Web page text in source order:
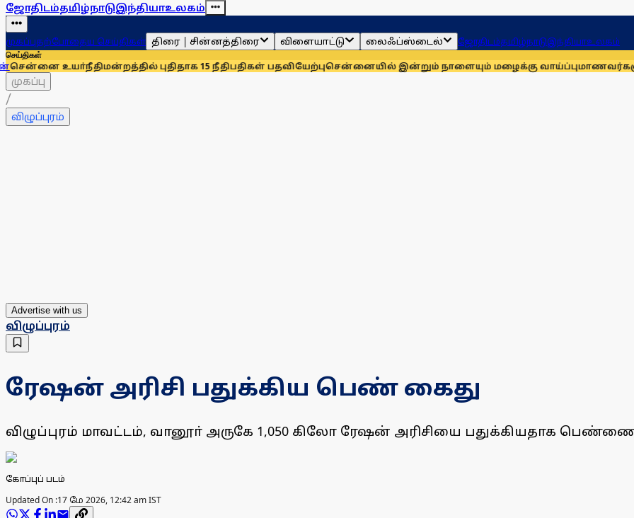
ஜோதிடம்தமிழ்நாடுஇந்தியாஉலகம்
முகப்புதற்போதைய செய்திகள் திரை | சின்னத்திரை விளையாட்டு லைஃப்ஸ்டைல் ஜோதிடம்தமிழ்நாடுஇந்தியாஉலகம்
செய்திகள்
புதிதாக 15 நீதிபதிகள் பதவியேற்புசென்னையில் இன்றும் நாளையும் மழைக்கு வாய்ப்புமாணவர்களுக்காக
முகப்பு
/
விழுப்புரம்
Advertise with us
விழுப்புரம்
ரேஷன் அரிசி பதுக்கிய பெண் கைது
விழுப்புரம் மாவட்டம், வானூா் அருகே 1,050 கிலோ ரேஷன் அரிசியை பதுக்கியதாக
கோப்புப் படம்
Updated On :17 மே 2026, 12:42 am IST